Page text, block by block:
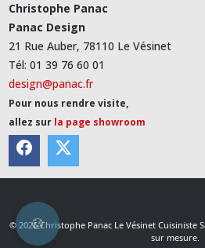
Christophe Panac
Panac Design
21 Rue Auber, 78110 Le Vésinet
Tél: 01 39 76 60 01
design@panac.fr
Pour nous rendre visite,
allez sur la page showroom
© 2026 Christophe Panac Le Vésinet Cuisiniste
sur mesure.